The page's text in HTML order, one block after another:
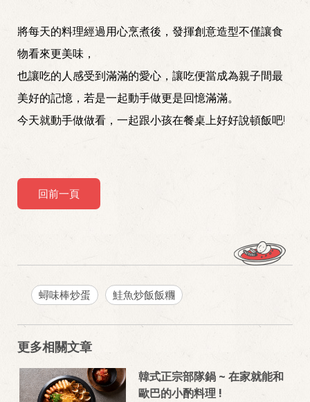
將每天的料理經過用心烹煮後，發揮創意造型不僅讓食
物看來更美味，
也讓吃的人感受到滿滿的愛心，讓吃便當成為親子間最
美好的記憶，若是一起動手做更是回憶滿滿。
今天就動手做做看，一起跟小孩在餐桌上好好說頓飯吧!
回前一頁
蟳味棒炒蛋 鮭魚炒飯飯糰
更多相關文章
韓式正宗部隊鍋 ~ 在家就能和
歐巴的小酌料理 !